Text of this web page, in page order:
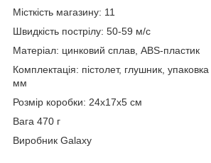
Місткість магазину: 11
Швидкість пострілу: 50-59 м/с
Матеріал: цинковий сплав, ABS-пластик
Комплектація: пістолет, глушник,
мм
Розмір коробки: 24x17x5 см
Вага 470 г
Виробник Galaxy